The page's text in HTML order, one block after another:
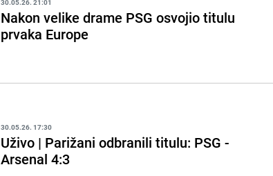
30.05.26. 21:01
Nakon velike drame PSG osvojio titulu
prvaka Europe
30.05.26. 17:30
Uživo | Parižani odbranili titulu: PSG -
Arsenal 4:3